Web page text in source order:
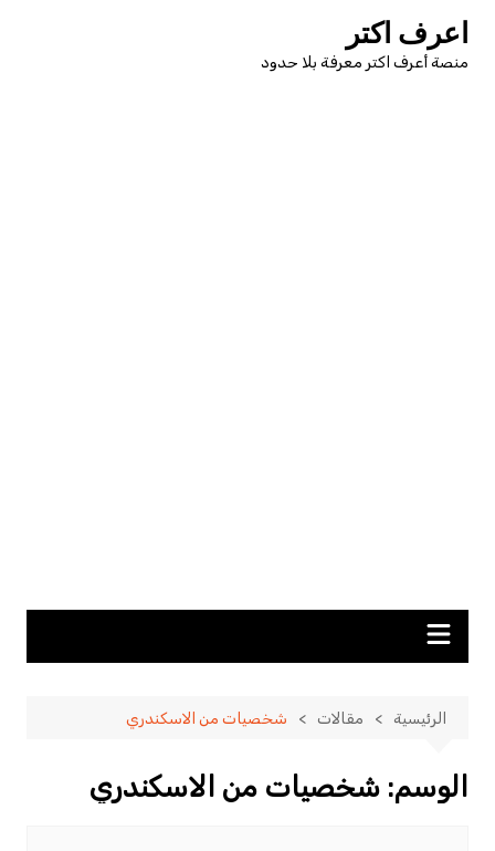
المحتوى
اعرف اكتر
منصة أعرف اكتر معرفة بلا حدود
الرئيسية مقالات شخصيات من الاسكندري
الوسم: شخصيات من الاسكندري